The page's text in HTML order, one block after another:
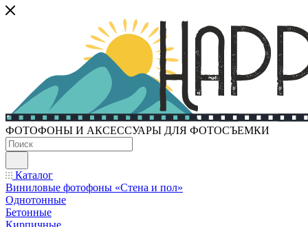
ФОТОФОНЫ И АКСЕССУАРЫ ДЛЯ ФОТОСЪЕМКИ
Каталог
Виниловые фотофоны «Стена и пол»
Однотонные
Бетонные